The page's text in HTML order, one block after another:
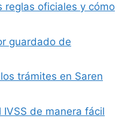
reglas oficiales y cómo
guardado de
trámites en Saren
de manera fácil